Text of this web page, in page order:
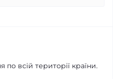
всій території країни.